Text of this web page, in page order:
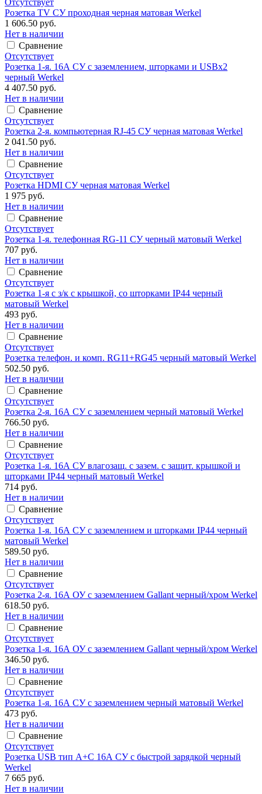
Розетка TV СУ проходная черная матовая Werkel
1 606.50 руб.
Нет в наличии
Сравнение
Отсутствует
Розетка 1-я. 16А СУ с заземлением, шторками и USBx2
черный Werkel
4 407.50 руб.
Нет в наличии
Сравнение
Отсутствует
Розетка 2-я. компьютерная RJ-45 СУ черная матовая Werkel
2 041.50 руб.
Нет в наличии
Сравнение
Отсутствует
Розетка HDMI СУ черная матовая Werkel
1 975 руб.
Нет в наличии
Сравнение
Отсутствует
Розетка 1-я. телефонная RG-11 СУ черный матовый Werkel
707 руб.
Нет в наличии
Сравнение
Отсутствует
Розетка 1-я с з/к с крышкой, со шторками IP44 черный
матовый Werkel
493 руб.
Нет в наличии
Сравнение
Отсутствует
Розетка телефон. и комп. RG11+RG45 черный матовый Werkel
502.50 руб.
Нет в наличии
Сравнение
Отсутствует
Розетка 2-я. 16А СУ с заземлением черный матовый Werkel
766.50 руб.
Нет в наличии
Сравнение
Отсутствует
Розетка 1-я. 16А СУ влагозащ. с зазем. с защит. крышкой и
шторками IP44 черный матовый Werkel
714 руб.
Нет в наличии
Сравнение
Отсутствует
Розетка 1-я. 16А СУ с заземлением и шторками IP44 черный
матовый Werkel
589.50 руб.
Нет в наличии
Сравнение
Отсутствует
Розетка 2-я. 16А ОУ с заземлением Gallant черный/хром Werkel
618.50 руб.
Нет в наличии
Сравнение
Отсутствует
Розетка 1-я. 16А ОУ с заземлением Gallant черный/хром Werkel
346.50 руб.
Нет в наличии
Сравнение
Отсутствует
Розетка 1-я. 16А СУ с заземлением черный матовый Werkel
473 руб.
Нет в наличии
Сравнение
Отсутствует
Розетка USB тип A+C 16А СУ с быстрой зарядкой черный
Werkel
7 665 руб.
Нет в наличии